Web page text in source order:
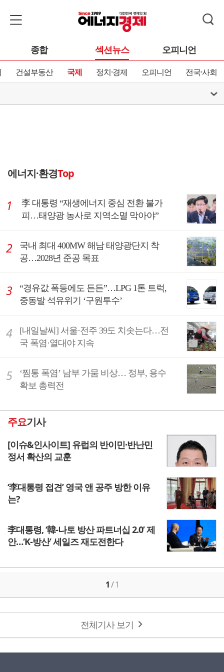
종합 섹션뉴스 오피니언
건설부동산 국제 정치·경제 오피니언 전국·사회
에너지·환경Top
李 대통령 “재생에너지 중심 전환 불가
피…태양광 농사로 지역소멸 막아야”
국내 최대 400MW 해남 태양광단지 착
공…2028년 준공 목표
“경유값 폭등에도 든든”…LPG 1톤 트럭,
중동발 석유위기 ‘구원투수’
[내일날씨] 서울·전주 39도 치솟는다…전
국 폭염·열대야 지속
‘찜통 폭염’ 남부 가뭄 비상… 정부, 용수
확보 총력전
주요기사
[이슈&인사이트] 유럽의 반이민·반난민
정서 확산의 교훈
‘李대통령 접견’ 영국 앤 공주 방한 이유
는?
李대통령, ‘韓-나토 방산 파트너십 2.0’ 제
안…‘K-방산’ 세일즈 재도전한다
1/1
전체기사 보기